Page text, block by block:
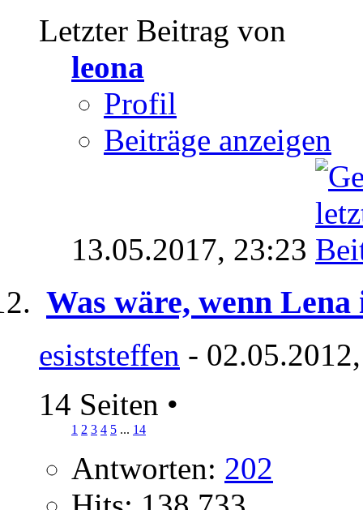
Letzter Beitrag von
leona
Profil
Beiträge anzeigen
13.05.2017, 23:23
Was wäre, wenn
esiststeffen -
14 Seiten •
1 2 3 4 5 ... 14
Antworten: 202